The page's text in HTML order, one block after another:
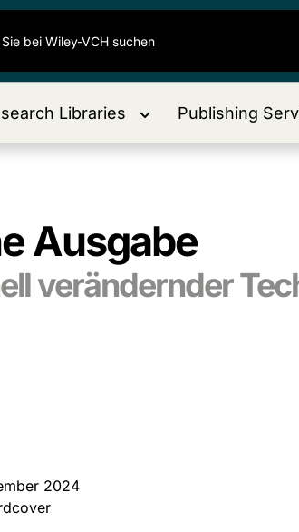
Libraries Publishing
Ausgabe
verändernder
2024